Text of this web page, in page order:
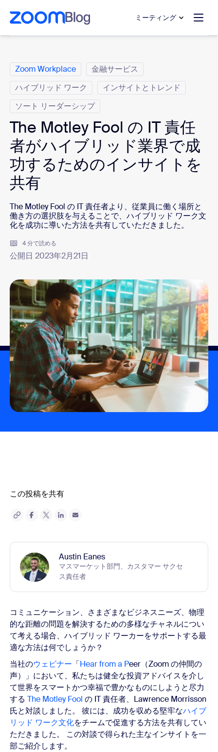
テンツへスキップ
ットへスキップ
ミーティング
Zoom Workplace
金融サービス
ハイブリッド ワーク
インサイトとトレンド
ソート リーダーシップ
The Motley Fool の IT 責任
者がハイブリッド業界で成
功するためのインサイトを
共有
The Motley Fool の IT 責任者より、従業員に働く場所と
働き方の選択肢を与えることで、ハイブリッド ワーク文
化を成功に導いた方法を共有していただきました。
4 分で読める
公開日 2023年2月21日
この投稿を共有
Austin Eanes
マスマーケット部門、カスタマー サクセ
ス責任者
コミュニケーション、さまざまなビジネスニーズ、物理
的な距離の問題を解決するための多様なチャネルについ
て考える場合、ハイブリッド ワーカーをサポートする最
適な方法は何でしょうか？
当社のウェビナー 「Hear from a Peer（Zoom の仲間の
声）」において、私たちは健全な投資アドバイスを介し
て世界をスマートかつ幸福で豊かなものにしようと尽力
する The Motley Fool の IT 責任者、Lawrence Morrisson
氏と対談しました。 彼には、成功を収める堅牢なハイブ
リッド ワーク文化をチームで促進する方法を共有してい
ただきました。 この対談で得られた主なインサイトを一
部ご紹介します。